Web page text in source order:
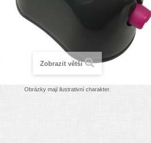
Zobrazit větší
Obrázky mají ilustrativní charakter.